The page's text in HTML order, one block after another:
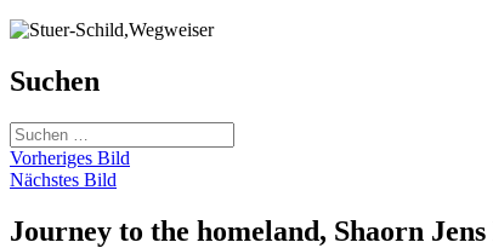
Suchen
Suchen
nach:
Vorheriges Bild
Nächstes Bild
Journey to the homeland, Shaorn